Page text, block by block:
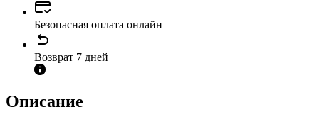
Безопасная оплата онлайн
Возврат 7 дней
Описание